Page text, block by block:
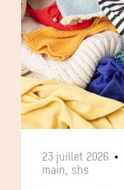
23 juillet 2026
main, shs